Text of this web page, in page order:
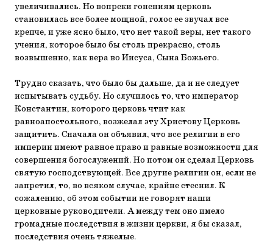
увеличивались. Но вопреки гонениям церковь
становилась все более мощной, голос ее звучал все
крепче, и уже ясно было, что нет такой веры, нет такого
учения, которое было бы столь прекрасно, столь
возвышенно, как вера во Иисуса, Сына Божьего.
Трудно сказать, что было бы дальше, да и не следует
испытывать судьбу. Но случилось то, что император
Константин, которого церковь чтит как
равноапостольного, возжелал эту Христову Церковь
защитить. Сначала он объявил, что все религии в его
империи имеют равное право и равные возможности для
совершения богослужений. Но потом он сделал Церковь
святую господствующей. Все другие религии он, если не
запретил, то, во всяком случае, крайне стеснил. К
сожалению, об этом событии не говорят наши
церковные руководители. А между тем оно имело
громадные последствия в жизни церкви, я бы сказал,
последствия очень тяжелые.